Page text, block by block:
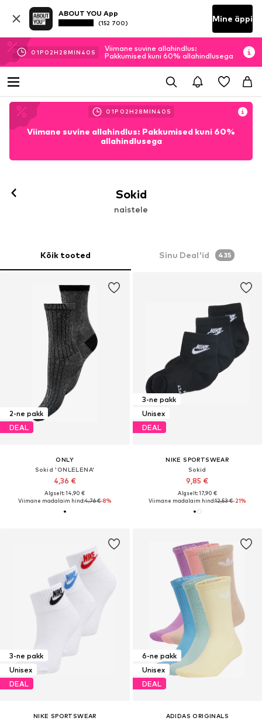
ABOUT YOU App
(152 700) Mine äppi
01P 02H 28MIN 39 S
Viimane suvine allahindlus:
Pakkumised kuni 60% allahindlusega
01P 02H 28MIN 39 S
Viimane suvine allahindlus: Pakkumised kuni 60%
allahindlusega
Sokid
naistele
Kõik tooted Sinu Deal'id 435
2-ne pakk
DEAL
ONLY
Sokid 'ONLELENA'
4,36 €
Algselt: 14,90 €
Viimane madalaim hind:4,76 €-8%
3-ne pakk
Unisex
DEAL
NIKE SPORTSWEAR
Sokid
9,85 €
Algselt: 17,90 €
Viimane madalaim hind:12,53 €-21%
3-ne pakk
Unisex
DEAL
NIKE SPORTSWEAR
6-ne pakk
Unisex
DEAL
ADIDAS ORIGINALS